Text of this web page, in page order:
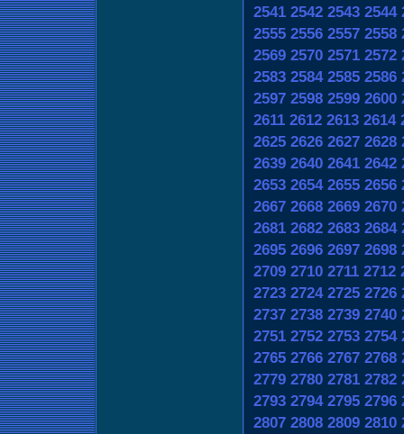
2541 2542 2543 2544
2555 2556 2557 2558
2569 2570 2571 2572
2583 2584 2585 2586
2597 2598 2599 2600
2611 2612 2613 2614
2625 2626 2627 2628
2639 2640 2641 2642
2653 2654 2655 2656
2667 2668 2669 2670
2681 2682 2683 2684
2695 2696 2697 2698
2709 2710 2711 2712
2723 2724 2725 2726
2737 2738 2739 2740
2751 2752 2753 2754
2765 2766 2767 2768
2779 2780 2781 2782
2793 2794 2795 2796
2807 2808 2809 2810